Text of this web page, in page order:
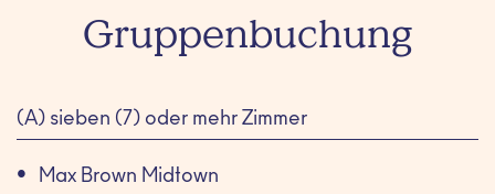
Gruppenbuchung
(A) sieben (7) oder mehr Zimmer
Max Brown Midtown